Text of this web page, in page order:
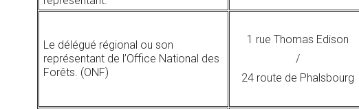
Le délégué régional ou son
représentant de l’Office National des
Forêts. (ONF)
1 rue Thomas Edison
/
24 route de Phalsbourg